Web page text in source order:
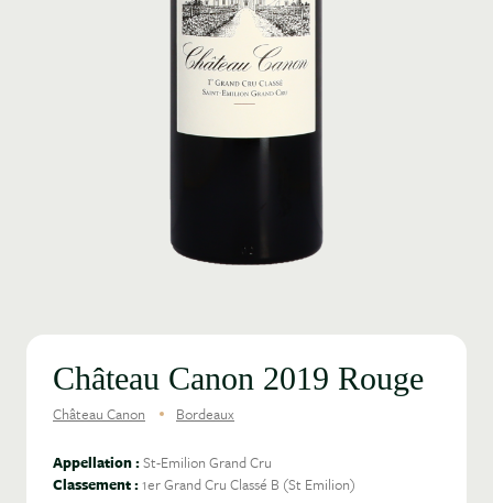
Château Canon 2019 Rouge
Château Canon Bordeaux
Appellation :St-Emilion Grand Cru
Classement :1er Grand Cru Classé B (St Emilion)